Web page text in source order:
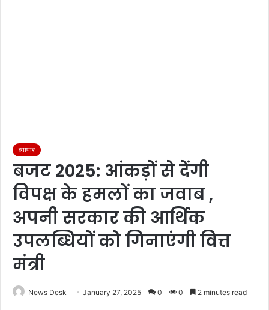
व्यापार
बजट 2025: आंकड़ों से देंगी
विपक्ष के हमलों का जवाब ,
अपनी सरकार की आर्थिक
उपलब्धियों को गिनाएंगी वित्त
मंत्री
News Desk January 27, 2025 0 0 2 minutes read